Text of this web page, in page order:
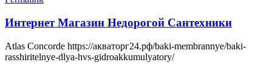
Интернет Магазин Недорогой Сантехники
Atlas Concorde https://акваторг24.рф/baki-membrannye/baki-
rasshiritelnye-dlya-hvs-gidroakkumulyatory/